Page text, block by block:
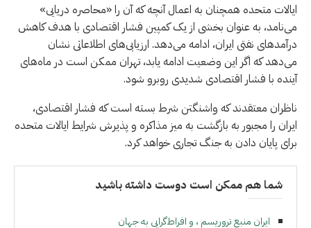
ایالات متحده همچنان به اعمال آنچه که آن را «محاصره دریایی»
می‌نامد، به عنوان بخشی از یک کمپین فشار اقتصادی با هدف کاهش
درآمدهای نفتی ایران، ادامه می‌دهد. ارزیابی‌های اطلاعاتی نشان
می‌دهد که اگر این وضعیت ادامه یابد، تهران ممکن است در ماه‌های
آینده با فشار اقتصادی شدیدی روبرو شود.
ناظران معتقدند که واشنگتن شرط بسته است که فشار اقتصادی،
ایران را مجبور به بازگشت به میز مذاکره و پذیرش شرایط ایالات متحده
برای پایان دادن به جنگ تجاری خواهد کرد.
شما هم ممکن است دوست داشته باشید
ایران منبع تروریسم ، و افراط‌گرایی به جهان